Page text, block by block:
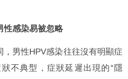
性感染易被忽略
，男性HPV感染往往沒有明顯症
不典型，症狀延遲出現的“隱